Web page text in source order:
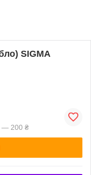
SIGMA
— 200 ₴